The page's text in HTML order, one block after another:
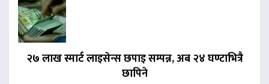
२७ लाख स्मार्ट लाइसेन्स छपाइ सम्पन्न, अब २४ घण्टाभित्रै
छापिने